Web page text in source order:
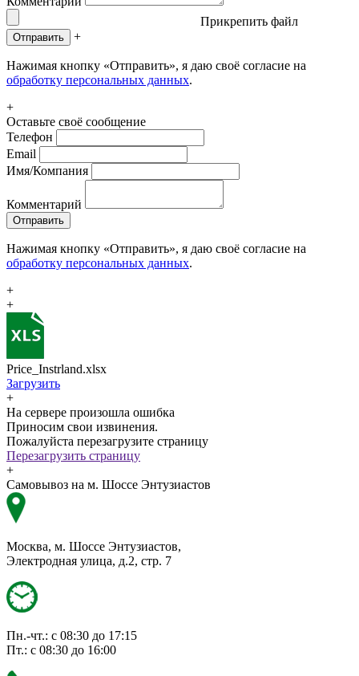
Прикрепить файл
Отправить +
Нажимая кнопку «Отправить», я даю своё согласие на
обработку персональных данных.
+
Оставьте своё сообщение
Телефон
Email
Имя/Компания
Комментарий
Отправить
Нажимая кнопку «Отправить», я даю своё согласие на
обработку персональных данных.
+
+
Price_Instrland.xlsx
Загрузить
+
На сервере произошла ошибка
Приносим свои извинения.
Пожалуйста перезагрузите страницу
Перезагрузить страницу
+
Самовывоз на м. Шоссе Энтузиастов
Москва, м. Шоссе Энтузиастов,
Электродная улица, д.2, стр. 7
Пн.-чт.: с 08:30 до 17:15
Пт.: с 08:30 до 16:00